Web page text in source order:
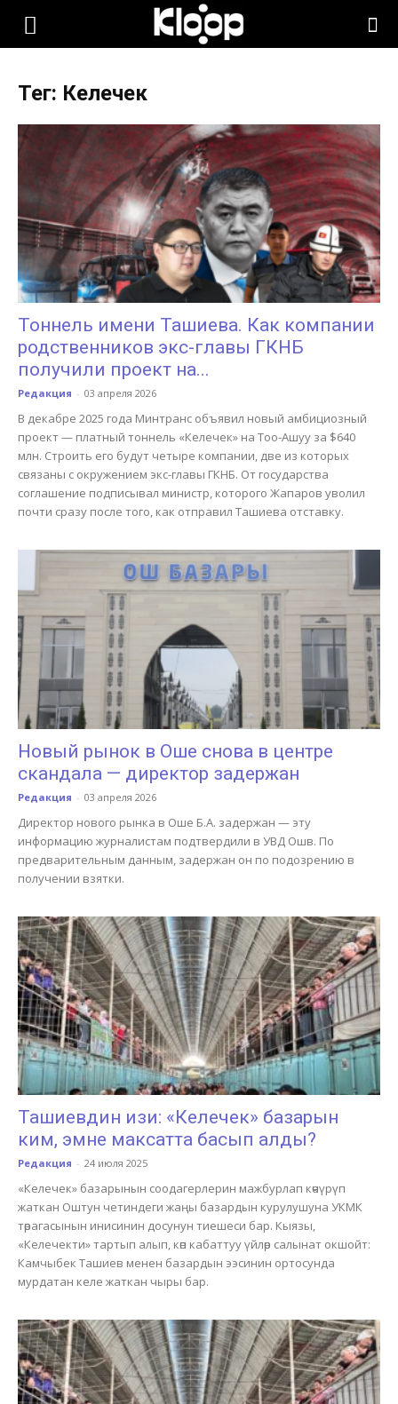
KLOOP.KG
Новости
Кыргызстана
Тег: Келечек
Тоннель имени Ташиева. Как компании
родственников экс-главы ГКНБ
получили проект на...
Редакция - 03 апреля 2026
В декабре 2025 года Минтранс объявил новый амбициозный
проект — платный тоннель «Келечек» на Тоо-Ашуу за $640
млн. Строить его будут четыре компании, две из которых
связаны с окружением экс-главы ГКНБ. От государства
соглашение подписывал министр, которого Жапаров уволил
почти сразу после того, как отправил Ташиева отставку.
Новый рынок в Оше снова в центре
скандала — директор задержан
Редакция - 03 апреля 2026
Директор нового рынка в Оше Б.А. задержан — эту
информацию журналистам подтвердили в УВД Ошв. По
предварительным данным, задержан он по подозрению в
получении взятки.
Ташиевдин изи: «Келечек» базарын
ким, эмне максатта басып алды?
Редакция - 24 июля 2025
«Келечек» базарынын соодагерлерин мажбурлап көчүрүп
жаткан Оштун четиндеги жаңы базардын курулушуна УКМК
төрагасынын инисинин досунун тиешеси бар. Кыязы,
«Келечекти» тартып алып, көп кабаттуу үйлөр салынат окшойт:
Камчыбек Ташиев менен базардын ээсинин ортосунда
мурдатан келе жаткан чыры бар.